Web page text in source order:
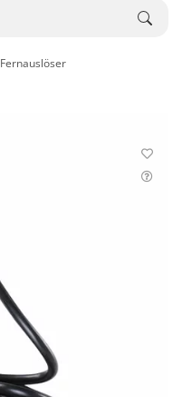
Fernauslöser